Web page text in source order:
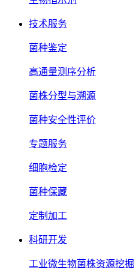
技术服务
菌种鉴定
高通量测序分析
菌株分型与溯源
菌种安全性评价
专题服务
细胞检定
菌种保藏
定制加工
科研开发
工业微生物菌株资源挖掘